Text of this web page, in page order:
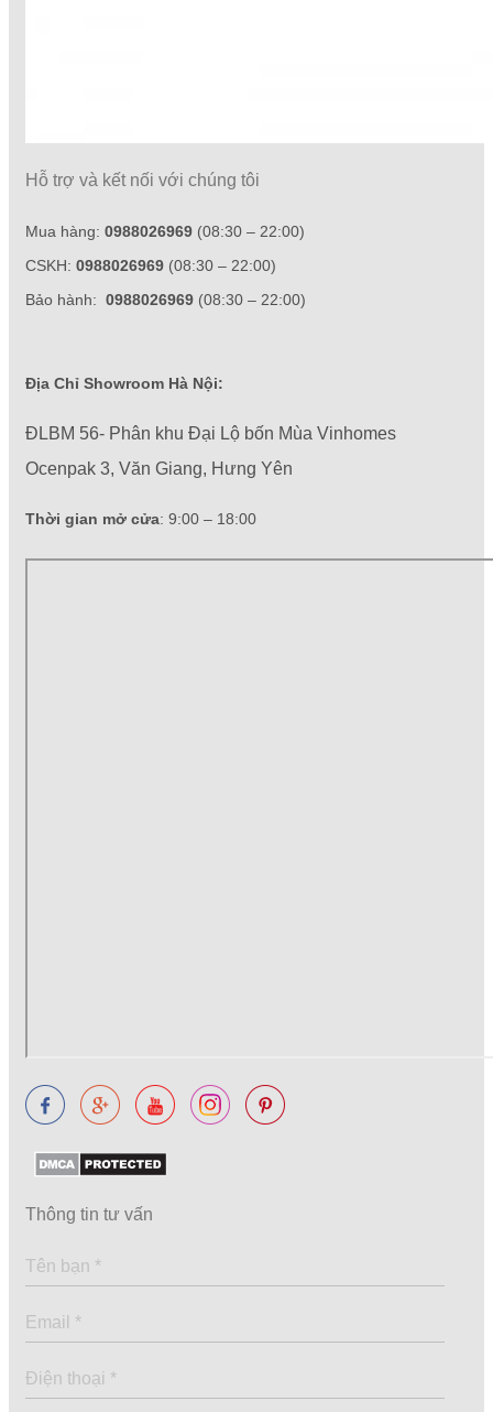
Hỗ trợ và kết nối với chúng tôi
Mua hàng: 0988026969 (08:30 – 22:00)
CSKH: 0988026969 (08:30 – 22:00)
Bảo hành: 0988026969 (08:30 – 22:00)
Địa Chỉ Showroom Hà Nội:
ĐLBM 56- Phân khu Đại Lộ bốn Mùa Vinhomes
Ocenpak 3, Văn Giang, Hưng Yên
Thời gian mở cửa: 9:00 – 18:00
Thông tin tư vấn